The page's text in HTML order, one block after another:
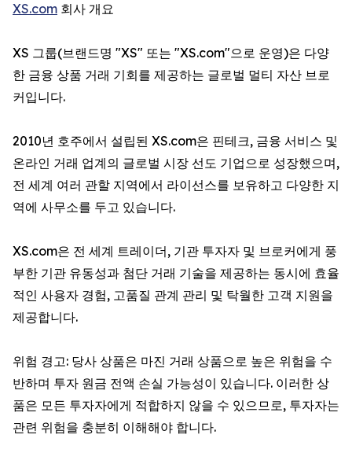
XS.com 회사 개요
XS 그룹(브랜드명 "XS" 또는 "XS.com"으로 운영)은 다양
한 금융 상품 거래 기회를 제공하는 글로벌 멀티 자산 브로
커입니다.
2010년 호주에서 설립된 XS.com은 핀테크, 금융 서비스 및
온라인 거래 업계의 글로벌 시장 선도 기업으로 성장했으며,
전 세계 여러 관할 지역에서 라이선스를 보유하고 다양한 지
역에 사무소를 두고 있습니다.
XS.com은 전 세계 트레이더, 기관 투자자 및 브로커에게 풍
부한 기관 유동성과 첨단 거래 기술을 제공하는 동시에 효율
적인 사용자 경험, 고품질 관계 관리 및 탁월한 고객 지원을
제공합니다.
위험 경고: 당사 상품은 마진 거래 상품으로 높은 위험을 수
반하며 투자 원금 전액 손실 가능성이 있습니다. 이러한 상
품은 모든 투자자에게 적합하지 않을 수 있으므로, 투자자는
관련 위험을 충분히 이해해야 합니다.